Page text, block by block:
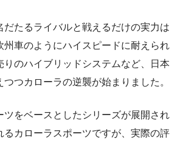
だたるライバルと戦えるだけの実力は
州車のようにハイスピードに耐えられ
りのハイブリッドシステムなど、日本
つカローラの逆襲が始まりました。
ツをベースとしたシリーズが展開され
るカローラスポーツですが、実際の評